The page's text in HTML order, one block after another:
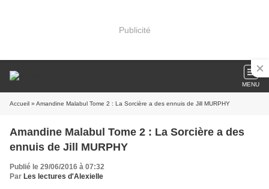
Publicité
MENU
Accueil » Amandine Malabul Tome 2 : La Sorcière a des ennuis de Jill MURPHY
Amandine Malabul Tome 2 : La Sorcière a des
ennuis de Jill MURPHY
Publié le 29/06/2016 à 07:32
Par Les lectures d'Alexielle